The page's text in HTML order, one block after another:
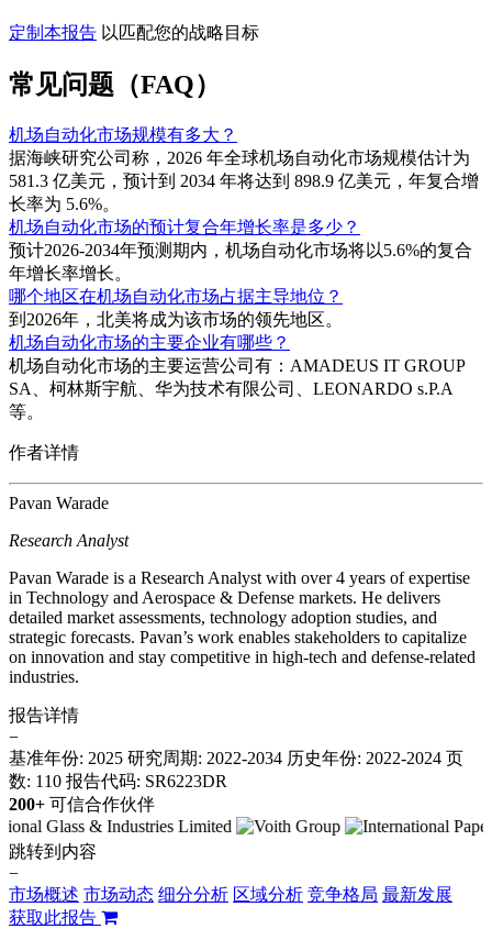
定制本报告 以匹配您的战略目标
常见问题（FAQ）
机场自动化市场规模有多大？
据海峡研究公司称，2026 年全球机场自动化市场规模估计为
581.3 亿美元，预计到 2034 年将达到 898.9 亿美元，年复合增
长率为 5.6%。
机场自动化市场的预计复合年增长率是多少？
预计2026-2034年预测期内，机场自动化市场将以5.6%的复合
年增长率增长。
哪个地区在机场自动化市场占据主导地位？
到2026年，北美将成为该市场的领先地区。
机场自动化市场的主要企业有哪些？
机场自动化市场的主要运营公司有：AMADEUS IT GROUP
SA、柯林斯宇航、华为技术有限公司、LEONARDO s.P.A
等。
作者详情
Pavan Warade
Research Analyst
Pavan Warade is a Research Analyst with over 4 years of expertise
in Technology and Aerospace & Defense markets. He delivers
detailed market assessments, technology adoption studies, and
strategic forecasts. Pavan’s work enables stakeholders to capitalize
on innovation and stay competitive in high-tech and defense-related
industries.
报告详情
−
基准年份: 2025 研究周期: 2022-2034 历史年份: 2022-2024 页
数: 110 报告代码: SR6223DR
200+ 可信合作伙伴
跳转到内容
−
市场概述 市场动态 细分分析 区域分析 竞争格局 最新发展
获取此报告